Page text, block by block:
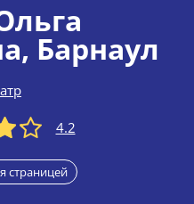
, Барнаул
4.2
страницей